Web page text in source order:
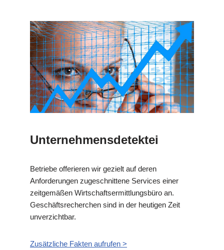
Unternehmensdetektei
Betriebe offerieren wir gezielt auf deren
Anforderungen zugeschnittene Services einer
zeitgemäßen Wirtschaftsermittlungsbüro an.
Geschäftsrecherchen sind in der heutigen Zeit
unverzichtbar.
Zusätzliche Fakten aufrufen >